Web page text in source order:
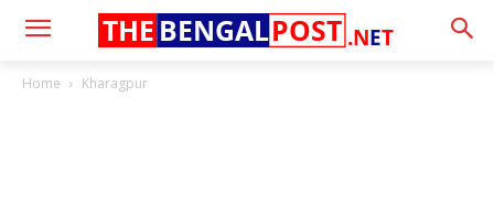
.NET
THE BENGALPOST
Home Kharagpur